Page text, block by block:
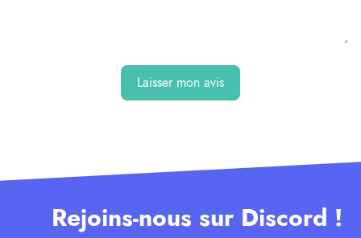
Laisser mon avis
Rejoins-nous sur Discord !